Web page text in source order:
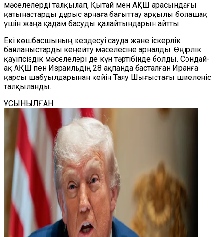
мәселелерді талқылап, Қытай мен АҚШ арасындағы
қатынастарды дұрыс арнаға бағыттау арқылы болашақ
үшін жаңа қадам басуды қалайтындарын айтты.
Екі көшбасшының кездесуі сауда және іскерлік
байланыстарды кеңейту мәселесіне арналды. Өңірлік
қауіпсіздік мәселелері де күн тәртібінде болды. Сондай-
ақ АҚШ пен Израильдің 28 ақпанда басталған Иранға
қарсы шабуылдарынан кейін Таяу Шығыстағы шиеленіс
талқыланды.
ҰСЫНЫЛҒАН